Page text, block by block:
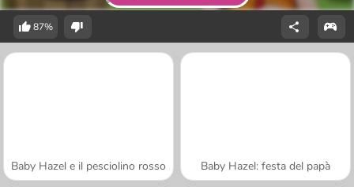
87%
Baby Hazel e il pesciolino rosso Baby Hazel: festa del papà